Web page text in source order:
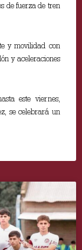
de fuerza de tren
y movilidad con
y aceleraciones
este viernes,
se celebrará un